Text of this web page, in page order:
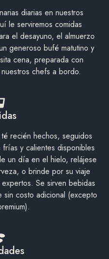
diarias en nuestros
le serviremos comidas
el desayuno, el almuerzo
generoso bufé matutino y
cena, preparada con
chefs a bordo.
recién hechos, seguidos
y calientes disponibles
un día en el hielo, relájese
o brinde por su viaje
Se sirven bebidas
costo adicional (excepto